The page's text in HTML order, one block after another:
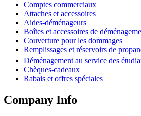
Comptes commerciaux
Attaches et accessoires
Aides-déménageurs
Boîtes et accessoires de
Couverture pour les dommages
Remplissages et réservoirs de
Déménagement au service des
Chèques-cadeaux
Rabais et offres spéciales
Company Info